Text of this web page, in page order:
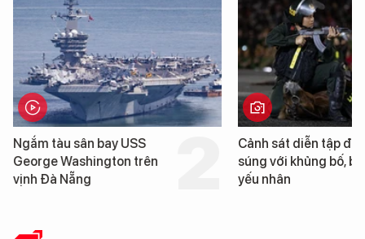
Cảnh sát diễn tập đấu
súng với khủng bố, bảo vệ
yếu nhân
Cận cảnh chiến hạm
tống tàu sân bay USS
George Washington